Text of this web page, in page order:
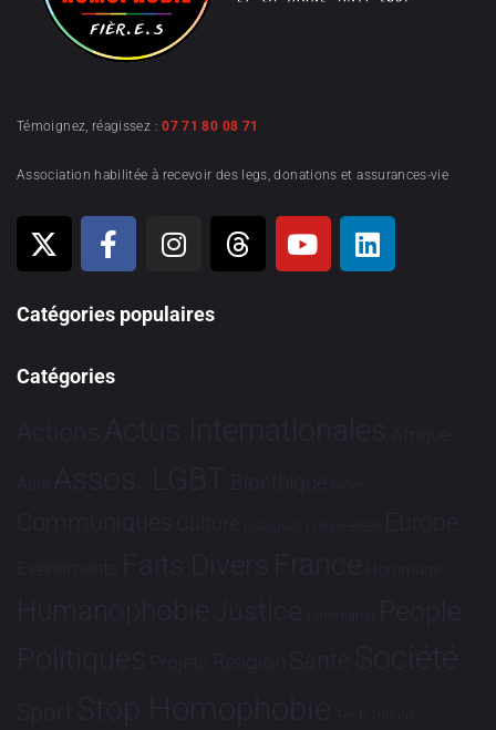
Témoignez, réagissez :07 71 80 08 71
Association habilitée à recevoir des legs, donations et assurances-vie
Catégories populaires
Catégories
Actions Actus Internationales Afrique
Asie Assos. LGBT Bioéthique Brève
Communiqués Culture Dialogues France-Brésil Europe
Evénements Faits Divers France Hommage
HumanophobieJustice Partenariat People
Politiques Projets Religion Santé Société
Sport Stop Homophobie Tech Tribune